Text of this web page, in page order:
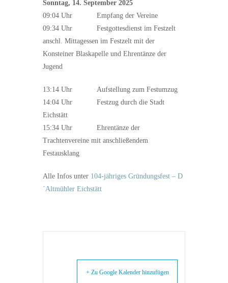
Sonntag, 14. September 2025
09:04 Uhr Empfang der Vereine
09:34 Uhr Festgottesdienst im Festzelt
anschl. Mittagessen im Festzelt mit der
Konsteiner Blaskapelle und Ehrentänze der
Jugend
13:14 Uhr Aufstellung zum Festumzug
14:04 Uhr Festzug durch die Stadt
Eichstätt
15:34 Uhr Ehrentänze der
Trachtenvereine mit anschließendem
Festausklang
Alle Infos unter 104-jähriges Gründungsfest – D
´Altmühler Eichstätt
+ Zu Google Kalender hinzufügen